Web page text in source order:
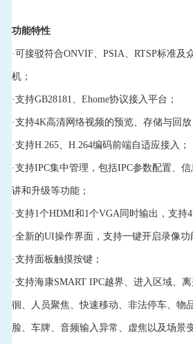
功能特性
·可接驳符合ONVIF、PSIA、RTSP标准及
机；
·支持GB28181、Ehome协议接入平台；
·支持4K高清网络视频的预览、存储与回放
·支持H.265、H.264编码前端自适应接入；
·支持IPC集中管理，包括IPC参数配置、
讲和升级等功能；
·支持1个HDMI和1个VGA同时输出，支持
·全新的UI操作界面，支持一键开启录像功
·支持面板触摸按键；
·支持海康SMART IPC越界、进入区域、
徊、人员聚焦、快速移动、非法停车、物
脸、车牌、音频输入异常、虚焦以及场景